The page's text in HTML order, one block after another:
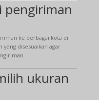
pengiriman
ke berbagai kota di
yang disesuaikan agar
ukuran